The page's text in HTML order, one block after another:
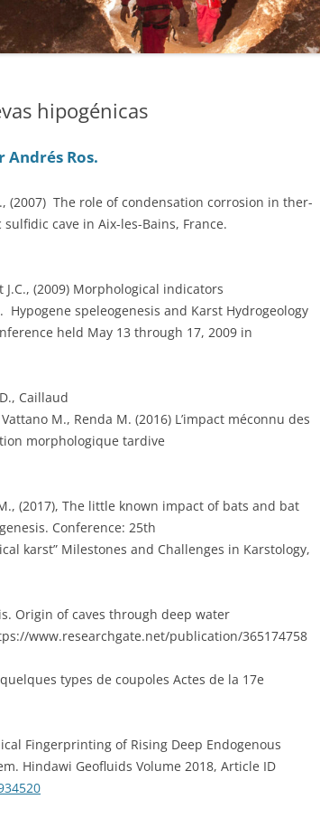
hipogénicas
Andrés Ros.
(2007) The role of condensation corrosion in ther­
cave in Aix-les-Bains, France.
(2009) Morphological indicators
Hypogene speleogenesis and Karst Hydrogeology
held May 13 through 17, 2009 in
Caillaud
M., Renda M. (2016) L’impact méconnu des
morphologique tardive
(2017), The little known impact of bats and bat
Conference: 25th
karst” Milestones and Challenges in Karstology,
Origin of caves through deep water
www.researchgate.net/publication/365174758
types de coupoles Actes de la 17e
Fingerprinting of Rising Deep Endogenous
Hindawi Geofluids Volume 2018, Article ID